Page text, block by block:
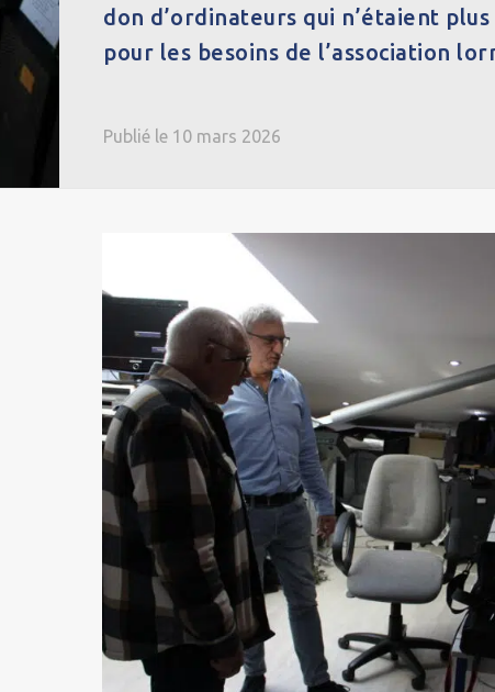
don d’ordinateurs qui n’étaient
pour les besoins de l’association
Publié le 10 mars 2026